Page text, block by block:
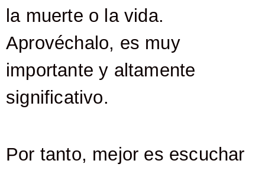
la muerte o la vida.
Aprovéchalo, es muy
importante y altamente
significativo.
Por tanto, mejor es escuchar